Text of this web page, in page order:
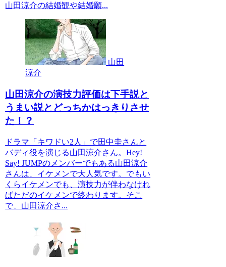
山田涼介の結婚観や結婚願...
山田
涼介
山田涼介の演技力評価は下手説と
うまい説とどっちかはっきりさせ
た！？
ドラマ「キワドい2人」で田中圭さんと
バディ役を演じる山田涼介さん。Hey!
Say! JUMPのメンバーでもある山田涼介
さんは、イケメンで大人気です。でもい
くらイケメンでも、演技力が伴わなけれ
ばただのイケメンで終わります。そこ
で、山田涼介さ...